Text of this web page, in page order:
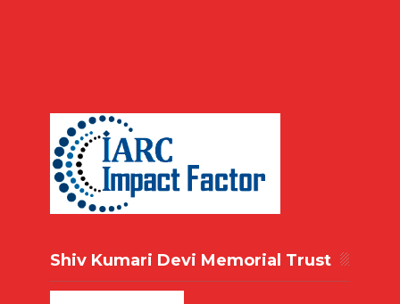
Shiv Kumari Devi Memorial Trust